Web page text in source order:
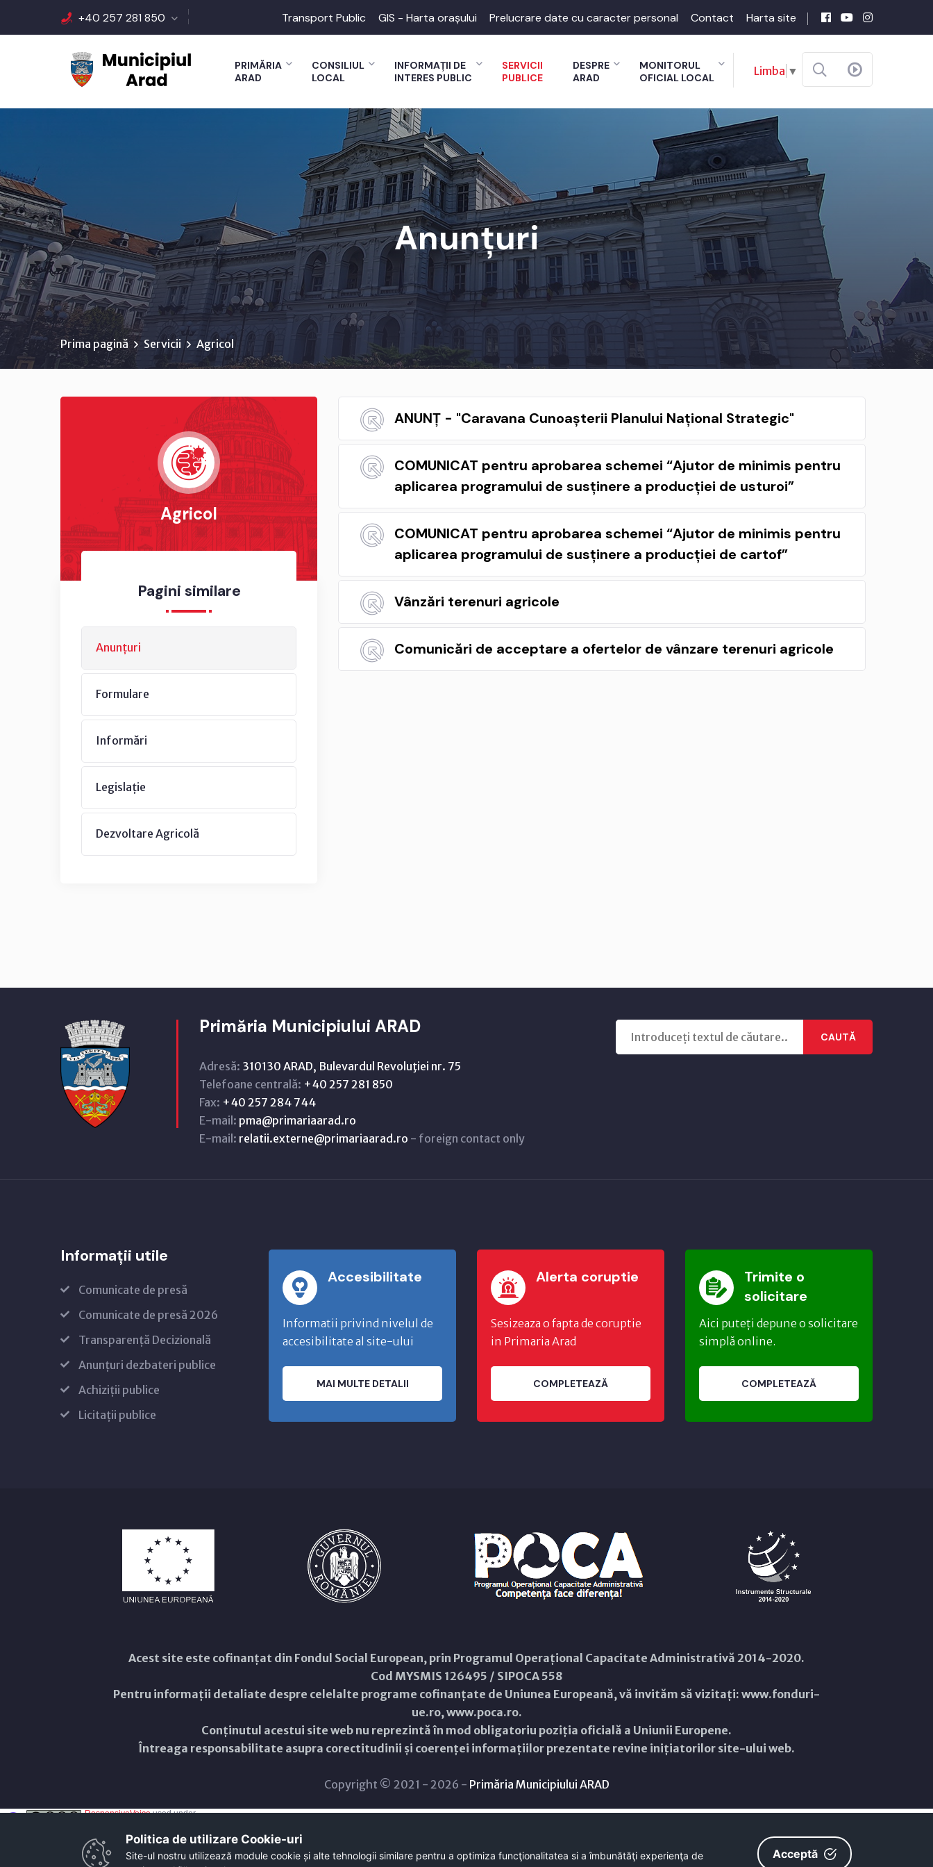
+40 257 281 850 Transport Public GIS - Harta orașului Prelucrare date cu caracter personal Contact Harta site
PRIMĂRIA
ARAD
CONSILIUL
LOCAL
INFORMAȚII DE
INTERES PUBLIC
SERVICII
PUBLICE
DESPRE
ARAD
MONITORUL
OFICIAL LOCAL
Limba ▼
Anunțuri
Prima pagină Servicii Agricol
Agricol
Pagini similare
Anunțuri
Formulare
Informări
Legislație
Dezvoltare Agricolă
ANUNȚ - "Caravana Cunoașterii Planului Național Strategic"
COMUNICAT pentru aprobarea schemei “Ajutor de minimis pentru
aplicarea programului de susținere a producției de usturoi”
COMUNICAT pentru aprobarea schemei “Ajutor de minimis pentru
aplicarea programului de susținere a producției de cartof”
Vânzări terenuri agricole
Comunicări de acceptare a ofertelor de vânzare terenuri agricole
Primăria Municipiului ARAD
Adresă: 310130 ARAD, Bulevardul Revoluţiei nr. 75
Telefoane centrală: +40 257 281 850
Fax: +40 257 284 744
E-mail: pma@primariaarad.ro
E-mail: relatii.externe@primariaarad.ro - foreign contact only
CAUTĂ
Informații utile
Comunicate de presă
Comunicate de presă 2026
Transparență Decizională
Anunțuri dezbateri publice
Achiziții publice
Licitații publice
Accesibilitate
Informatii privind nivelul de
accesibilitate al site-ului
MAI MULTE DETALII
Alerta coruptie
Sesizeaza o fapta de coruptie
in Primaria Arad
COMPLETEAZĂ
Trimite o
solicitare
Aici puteți depune o solicitare
simplă online.
COMPLETEAZĂ
Acest site este cofinanțat din Fondul Social European, prin Programul Operațional Capacitate Administrativă 2014-2020.
Cod MYSMIS 126495 / SIPOCA 558
Pentru informații detaliate despre celelalte programe cofinanțate de Uniunea Europeană, vă invităm să vizitați: www.fonduri-
ue.ro,www.poca.ro.
Conținutul acestui site web nu reprezintă în mod obligatoriu poziția oficială a Uniunii Europene.
Întreaga responsabilitate asupra corectitudinii și coerenței informațiilor prezentate revine inițiatorilor site-ului web.
Copyright © 2021 - 2026 - Primăria Municipiului ARAD
ResponsiveVoice used under
Politica de utilizare Cookie-uri‎
Site-ul nostru utilizează module cookie și alte tehnologii similare pentru a optimiza funcţionalitatea si a îmbunătăţi experienţa de
Acceptă